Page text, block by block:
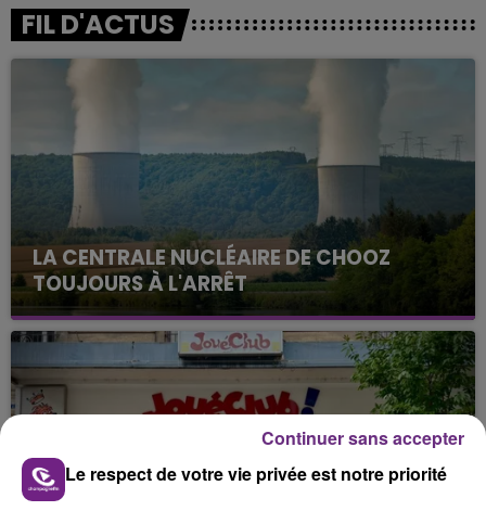
FIL D'ACTUS
LA CENTRALE NUCLÉAIRE DE CHOOZ
TOUJOURS À L'ARRÊT
Cela fait déjà une semaine que la centrale
nucléaire ardennaise est à l'arrêt. Une situation
justifiée par la sécheresse intense qui est toujours
présente.
Le respect de votre vie privée est notre priorité
Continuer sans accepter